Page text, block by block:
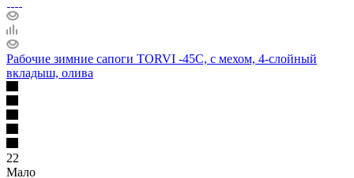
Рабочие зимние сапоги TORVI -45С, с мехом, 4-слойный
вкладыш, олива
22
Мало